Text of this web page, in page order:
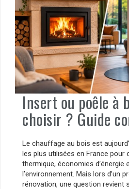
Insert ou poêle à
choisir ? Guide
Le chauffage au bois est
les plus utilisées en France
thermique, économies d’énergie
l’environnement. Mais lors d’un
rénovation, une question revient